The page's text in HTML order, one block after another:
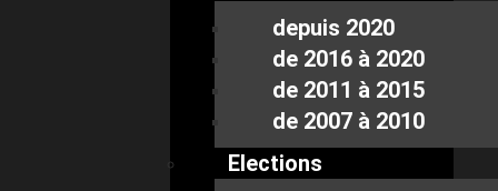
depuis 2020
de 2016 à 2020
de 2011 à 2015
de 2007 à 2010
Elections